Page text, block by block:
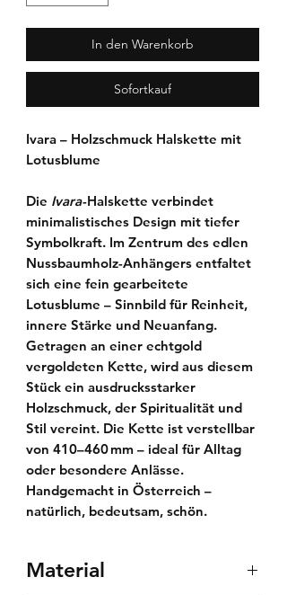
In den Warenkorb
Sofortkauf
Ivara – Holzschmuck Halskette mit
Lotusblume
Die Ivara-Halskette verbindet
minimalistisches Design mit tiefer
Symbolkraft. Im Zentrum des edlen
Nussbaumholz-Anhängers entfaltet
sich eine fein gearbeitete
Lotusblume – Sinnbild für Reinheit,
innere Stärke und Neuanfang.
Getragen an einer echtgold
vergoldeten Kette, wird aus diesem
Stück ein ausdrucksstarker
Holzschmuck, der Spiritualität und
Stil vereint. Die Kette ist verstellbar
von 410–460 mm – ideal für Alltag
oder besondere Anlässe.
Handgemacht in Österreich –
natürlich, bedeutsam, schön.
Material